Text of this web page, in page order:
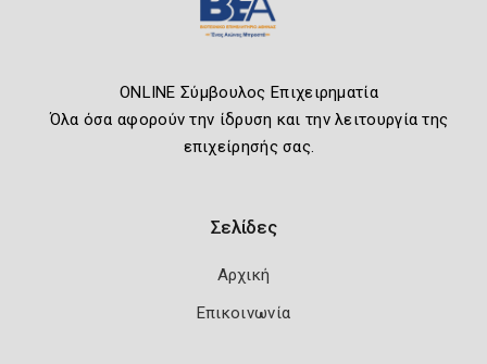
ONLINE Σύμβουλος Επιχειρηματία
Όλα όσα αφορούν την ίδρυση και την λειτουργία της
επιχείρησής σας.
Σελίδες
Αρχική
Επικοινωνία